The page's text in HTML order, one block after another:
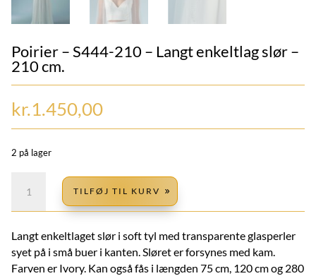
Poirier – S444-210 – Langt enkeltlag slør –
210 cm.
kr.1.450,00
2 på lager
S444-
Langt
TILFØJ TIL KURV
Langt enkeltlaget slør i soft tyl med transparente glasperler
syet på i små buer i kanten. Sløret er forsynes med kam.
Farven er Ivory. Kan også fås i længden 75 cm, 120 cm og 280